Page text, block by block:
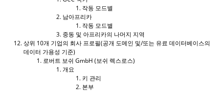
작동 모드별
남아프리카
작동 모드별
중동 및 아프리카의 나머지 지역
상위 10개 기업의 회사 프로필(공개 도메인 및/또는 유료 데이터베이스의
데이터 가용성 기준)
로버트 보쉬 GmbH (보쉬 렉스로스)
개요
키 관리
본부